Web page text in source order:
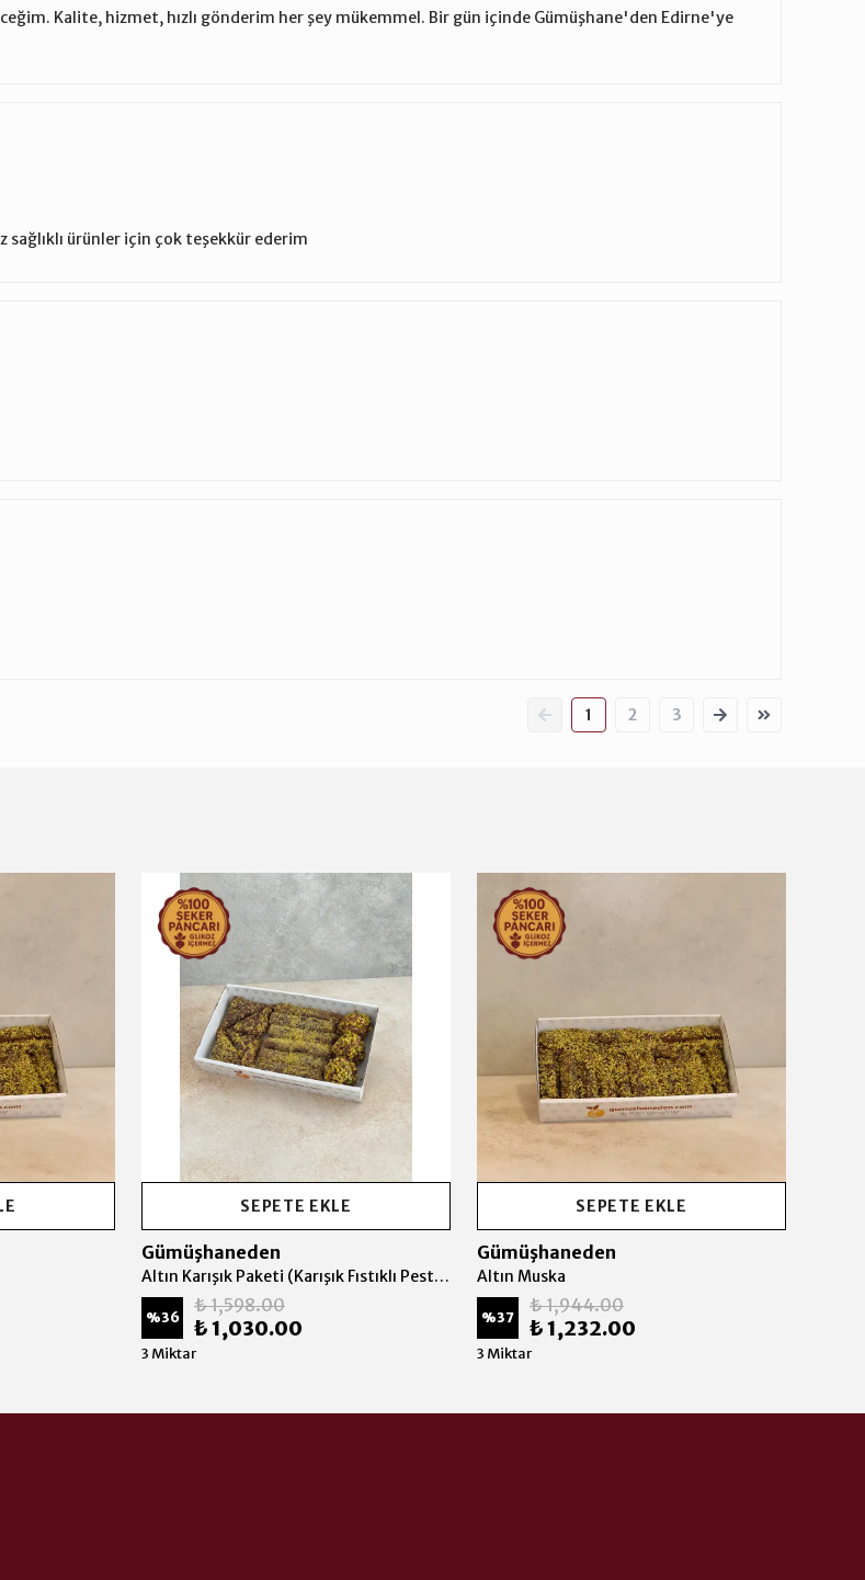
Kalite, hizmet, hızlı gönderim her şey mükemmel. Bir gün içinde Gümüşhane'den Edirne'ye
sağlıklı ürünler için çok teşekkür ederim
1 2 3
SEPETE EKLE
Gümüşhaneden
Altın Karışık Paketi (Karışık Fıstıklı Pestil Paketi)
%36
₺ 1,598.00
₺ 1,030.00
3 Miktar
SEPETE EKLE
Gümüşhaneden
Altın Muska
%37
₺ 1,944.00
₺ 1,232.00
3 Miktar